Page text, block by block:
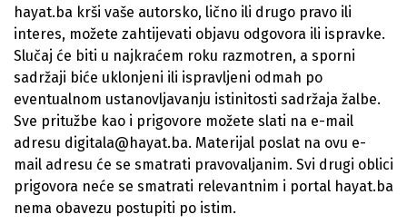
hayat.ba krši vaše autorsko, lično ili drugo pravo ili
interes, možete zahtijevati objavu odgovora ili ispravke.
Slučaj će biti u najkraćem roku razmotren, a sporni
sadržaji biće uklonjeni ili ispravljeni odmah po
eventualnom ustanovljavanju istinitosti sadržaja žalbe.
Sve pritužbe kao i prigovore možete slati na e-mail
adresu digitala@hayat.ba. Materijal poslat na ovu e-
mail adresu će se smatrati pravovaljanim. Svi drugi oblici
prigovora neće se smatrati relevantnim i portal hayat.ba
nema obavezu postupiti po istim.